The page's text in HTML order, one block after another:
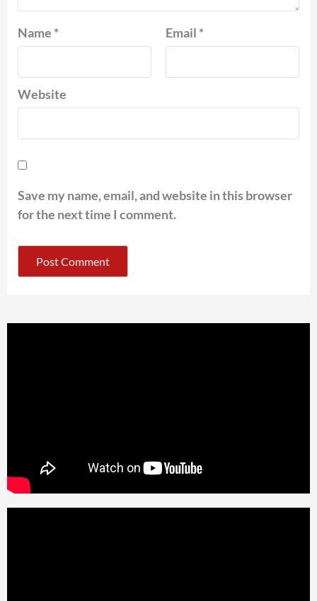
Name * Email *
Website
Save my name, email, and website in this browser
for the next time I comment.